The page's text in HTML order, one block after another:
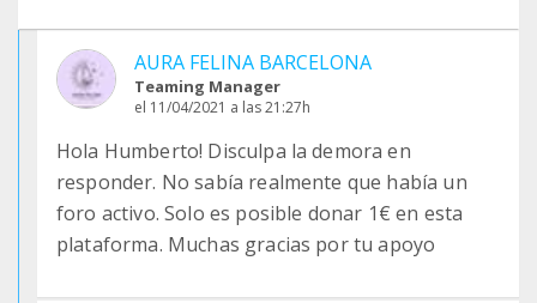
AURA FELINA BARCELONA
Teaming Manager
el 11/04/2021 a las 21:27h
Hola Humberto! Disculpa la demora en
responder. No sabía realmente que había un
foro activo. Solo es posible donar 1€ en esta
plataforma. Muchas gracias por tu apoyo